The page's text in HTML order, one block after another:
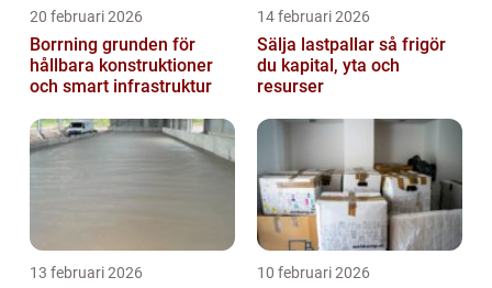
20 februari 2026
Borrning grunden för
hållbara konstruktioner
och smart infrastruktur
14 februari 2026
Sälja lastpallar så frigör
du kapital, yta och
resurser
13 februari 2026 10 februari 2026